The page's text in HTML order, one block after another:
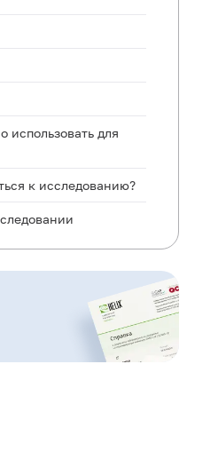
использовать для
к исследованию?